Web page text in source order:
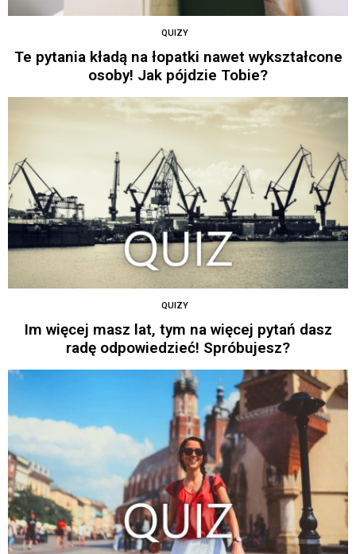
QUIZY
Te pytania kładą na łopatki nawet wykształcone
osoby! Jak pójdzie Tobie?
QUIZY
Im więcej masz lat, tym na więcej pytań dasz
radę odpowiedzieć! Spróbujesz?